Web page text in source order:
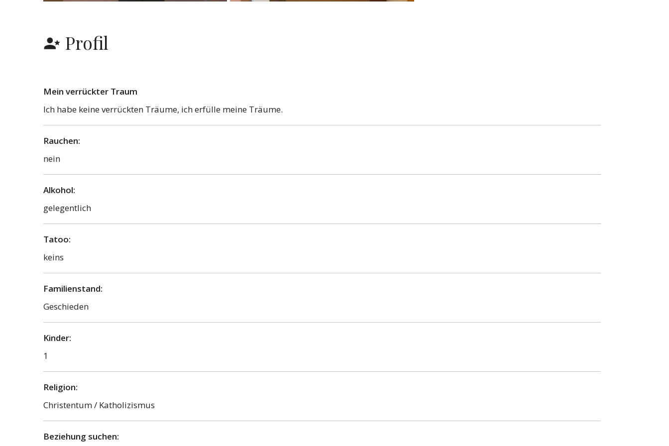
Profil
Mein verrückter Traum
Ich habe keine verrückten Träume, ich erfülle meine Träume.
Rauchen:
nein
Alkohol:
gelegentlich
Tatoo:
keins
Familienstand:
Geschieden
Kinder:
1
Religion:
Christentum / Katholizismus
Beziehung suchen: